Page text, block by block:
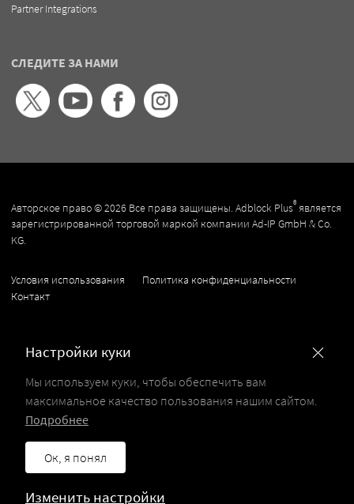
Partner Integrations
СЛЕДИТЕ ЗА НАМИ
Авторское право © 2026 Все права защищены. Adblock Plus®является
зарегистрированной торговой маркой компании Ad-IP GmbH & Co.
KG.
Условия использования
Политика конфиденциальности
Контакт
Настройки куки
Мы используем куки, чтобы обеспечить вам
максимальное качество пользования нашим сайтом.
Подробнее
Ок, я понял
Изменить настройки